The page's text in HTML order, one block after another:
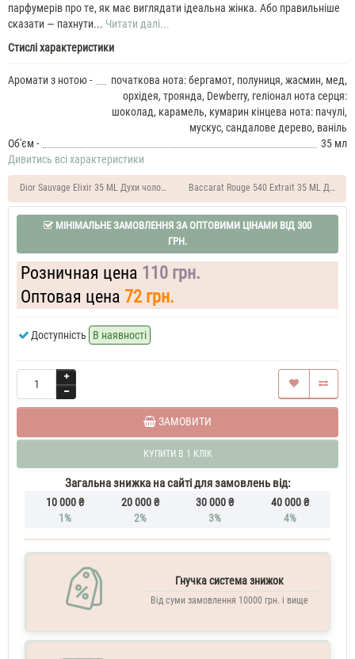
парфумерів про те, як має виглядати ідеальна жінка. Або правильніше
сказати — пахнути... Читати далі...
Стислі характеристики
Аромати з нотою -
початкова нота: бергамот, полуниця, жасмин, мед,
орхідея, троянда, Dewberry, геліонал нота серця:
шоколад, карамель, кумарин кінцева нота: пачулі,
мускус, сандалове дерево, ваніль
Об'єм -
35 мл
Дивитись всі характеристики
Dior Sauvage Elixir 35 ML Духи чоловічі Baccarat Rouge 540 Extrait 35 ML Духи
МІНІМАЛЬНЕ ЗАМОВЛЕННЯ ЗА ОПТОВИМИ ЦІНАМИ ВІД 300
ГРН.
Розничная цена 110 грн.
Оптовая цена 72 грн.
Доступність В наявності
ЗАМОВИТИ
КУПИТИ В 1 КЛІК
Загальна знижка на сайті для замовлень від:
10 000 ₴
1%
20 000 ₴
2%
30 000 ₴
3%
40 000 ₴
4%
Гнучка система знижок
Від суми замовлення 10000 грн. і вище